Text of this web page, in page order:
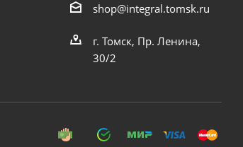
shop@integral.tomsk.ru
г. Томск, Пр. Ленина,
30/2